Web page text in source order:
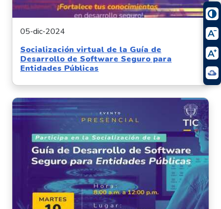
05-dic-2024
Socialización virtual de la Guía de
Desarrollo de Software Seguro para
Entidades Públicas